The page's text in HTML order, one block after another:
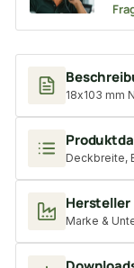
18x103 mm
Deckbreite,
Hersteller
Marke &